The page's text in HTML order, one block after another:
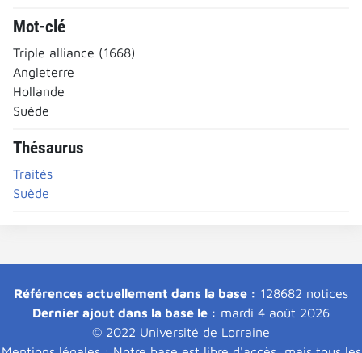
Mot-clé
Triple alliance (1668)
Angleterre
Hollande
Suède
Thésaurus
Traités
Suède
Références actuellement dans la base : 128682 notices
Dernier ajout dans la base le : mardi 4 août 2026
© 2022 Université de Lorraine